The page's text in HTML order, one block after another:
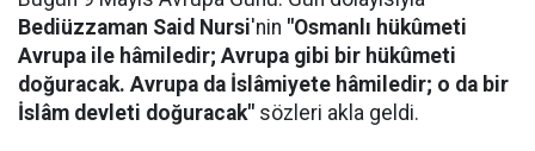
Bediüzzaman Said Nursi'nin "Osmanlı hükûmeti
Avrupa ile hâmiledir; Avrupa gibi bir hükûmeti
doğuracak. Avrupa da İslâmiyete hâmiledir; o da bir
İslâm devleti doğuracak" sözleri akla geldi.